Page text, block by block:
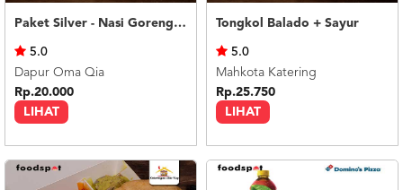
ABOUT
BLOG
TERMS
Paket Silver - Nasi Goreng Nanas Geprek Mozza
LIHAT
5.0
Dapur Oma Qia
Rp.20.000
Tongkol Balado + Sayur
LIHAT
5.0
Mahkota Katering
Rp.25.750